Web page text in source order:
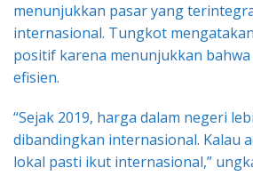
menunjukkan pasar yang
internasional. Tungkot
positif karena menunjukkan
efisien.
“Sejak 2019, harga dalam negeri
dibandingkan internasional. Kalau
lokal pasti ikut internasional,”